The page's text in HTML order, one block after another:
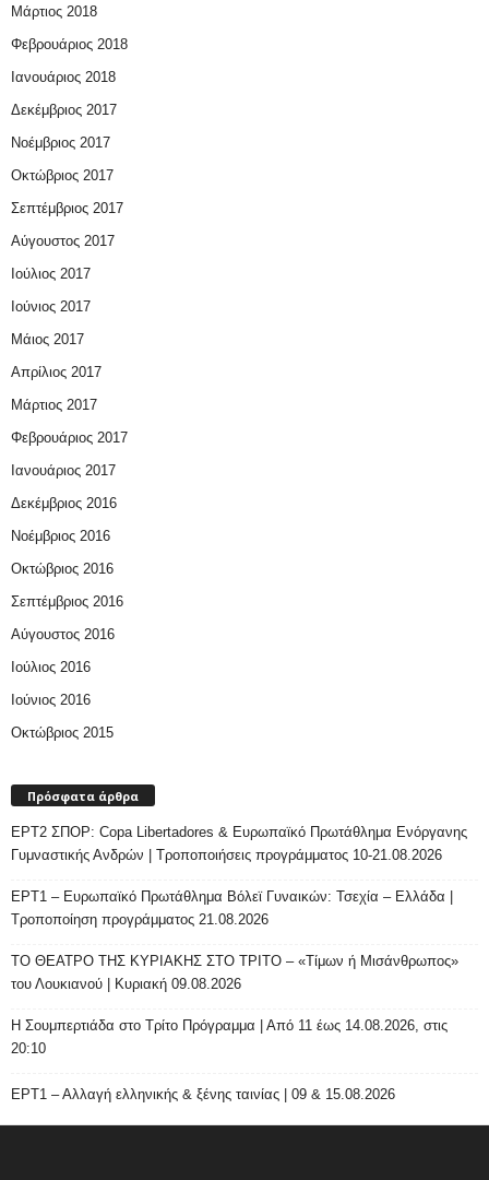
Μάρτιος 2018
Φεβρουάριος 2018
Ιανουάριος 2018
Δεκέμβριος 2017
Νοέμβριος 2017
Οκτώβριος 2017
Σεπτέμβριος 2017
Αύγουστος 2017
Ιούλιος 2017
Ιούνιος 2017
Μάιος 2017
Απρίλιος 2017
Μάρτιος 2017
Φεβρουάριος 2017
Ιανουάριος 2017
Δεκέμβριος 2016
Νοέμβριος 2016
Οκτώβριος 2016
Σεπτέμβριος 2016
Αύγουστος 2016
Ιούλιος 2016
Ιούνιος 2016
Οκτώβριος 2015
Πρόσφατα άρθρα
ΕΡΤ2 ΣΠΟΡ: Copa Libertadores & Ευρωπαϊκό Πρωτάθλημα Ενόργανης
Γυμναστικής Ανδρών | Τροποποιήσεις προγράμματος 10-21.08.2026
ΕΡΤ1 – Ευρωπαϊκό Πρωτάθλημα Βόλεϊ Γυναικών: Τσεχία – Ελλάδα |
Τροποποίηση προγράμματος 21.08.2026
ΤΟ ΘΕΑΤΡΟ ΤΗΣ ΚΥΡΙΑΚΗΣ ΣΤΟ ΤΡΙΤΟ – «Τίμων ή Μισάνθρωπος»
του Λουκιανού | Κυριακή 09.08.2026
H Σουμπερτιάδα στο Τρίτο Πρόγραμμα | Από 11 έως 14.08.2026, στις
20:10
ΕΡΤ1 – Αλλαγή ελληνικής & ξένης ταινίας | 09 & 15.08.2026